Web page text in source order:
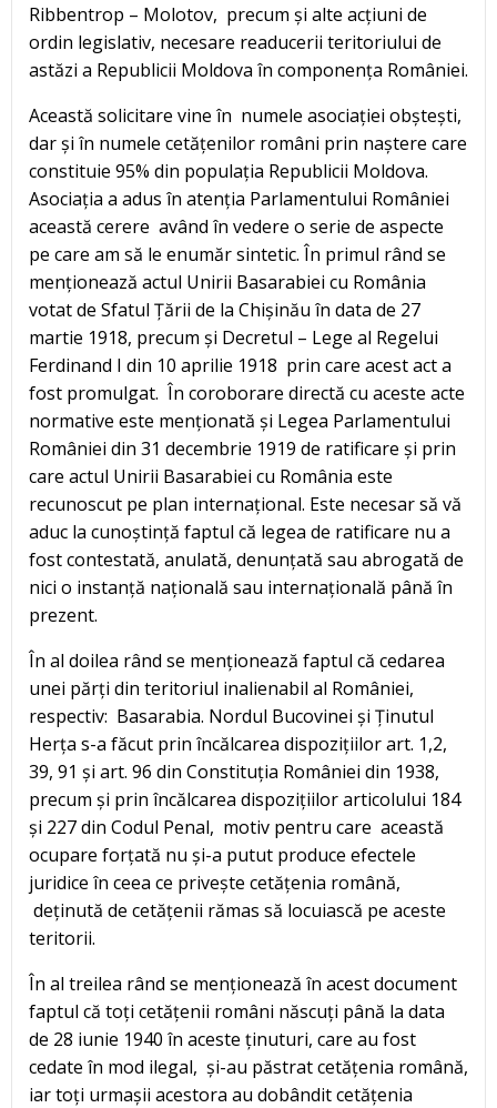
Ribbentrop – Molotov, precum și alte acțiuni de
ordin legislativ, necesare readucerii teritoriului de
astăzi a Republicii Moldova în componența României.
Această solicitare vine în numele asociației obștești,
dar și în numele cetățenilor români prin naștere care
constituie 95% din populația Republicii Moldova.
Asociația a adus în atenția Parlamentului României
această cerere având în vedere o serie de aspecte
pe care am să le enumăr sintetic. În primul rând se
menționează actul Unirii Basarabiei cu România
votat de Sfatul Țării de la Chișinău în data de 27
martie 1918, precum și Decretul – Lege al Regelui
Ferdinand I din 10 aprilie 1918 prin care acest act a
fost promulgat. În coroborare directă cu aceste acte
normative este menționată și Legea Parlamentului
României din 31 decembrie 1919 de ratificare și prin
care actul Unirii Basarabiei cu România este
recunoscut pe plan internațional. Este necesar să vă
aduc la cunoștință faptul că legea de ratificare nu a
fost contestată, anulată, denunțată sau abrogată de
nici o instanță națională sau internațională până în
prezent.
În al doilea rând se menționează faptul că cedarea
unei părți din teritoriul inalienabil al României,
respectiv: Basarabia. Nordul Bucovinei și Ținutul
Herța s-a făcut prin încălcarea dispozițiilor art. 1,2,
39, 91 și art. 96 din Constituția României din 1938,
precum și prin încălcarea dispozițiilor articolului 184
și 227 din Codul Penal, motiv pentru care această
ocupare forțată nu și-a putut produce efectele
juridice în ceea ce privește cetățenia română,
deținută de cetățenii rămas să locuiască pe aceste
teritorii.
În al treilea rând se menționează în acest document
faptul că toți cetățenii români născuți până la data
de 28 iunie 1940 în aceste ținuturi, care au fost
cedate în mod ilegal, și-au păstrat cetățenia română,
iar toți urmașii acestora au dobândit cetățenia